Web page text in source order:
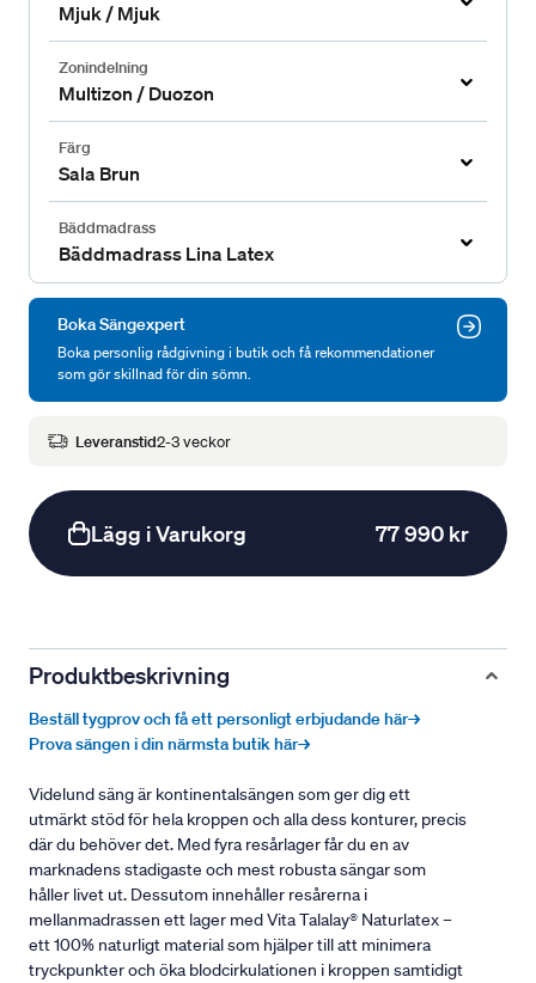
Mjuk / Mjuk
Zonindelning
Multizon / Duozon
Färg
Sala Brun
Bäddmadrass
Bäddmadrass Lina Latex
Boka Sängexpert
Boka personlig rådgivning i butik och få rekommendationer
som gör skillnad för din sömn.
Leveranstid2-3 veckor
Lägg i Varukorg 77 990 kr
Produktbeskrivning
Beställ tygprov och få ett personligt erbjudande här→
Prova sängen i din närmsta butik här→
Videlund säng är kontinentalsängen som ger dig ett
utmärkt stöd för hela kroppen och alla dess konturer, precis
där du behöver det. Med fyra resårlager får du en av
marknadens stadigaste och mest robusta sängar som
håller livet ut. Dessutom innehåller resårerna i
mellanmadrassen ett lager med Vita Talalay® Naturlatex –
ett 100% naturligt material som hjälper till att minimera
tryckpunkter och öka blodcirkulationen i kroppen samtidigt